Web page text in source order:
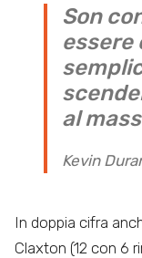
Son
essere
al
Kevin
In doppia cifra
Claxton (12 con 6